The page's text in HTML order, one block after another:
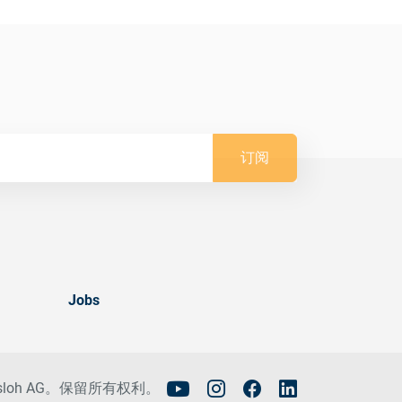
订阅
Jobs
AG。保留所有权利。